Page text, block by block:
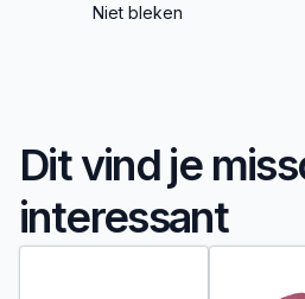
Niet bleken
Dit vind je
interessant